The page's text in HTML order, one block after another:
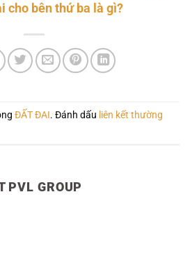
cho bên thứ ba là gì?
ĐẤT ĐAI. Đánh dấu liên kết thường
PVL GROUP